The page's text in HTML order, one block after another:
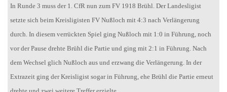
In Runde 3 muss der 1. CfR nun zum FV 1918 Brühl. Der Landesligist
setzte sich beim Kreisligisten FV Nußloch mit 4:3 nach Verlängerung
durch. In diesem verrückten Spiel ging Nußloch mit 1:0 in Führung, noch
vor der Pause drehte Brühl die Partie und ging mit 2:1 in Führung. Nach
dem Wechsel glich Nußloch aus und erzwang die Verlängerung. In der
Extrazeit ging der Kreisligist sogar in Führung, ehe Brühl die Partie erneut